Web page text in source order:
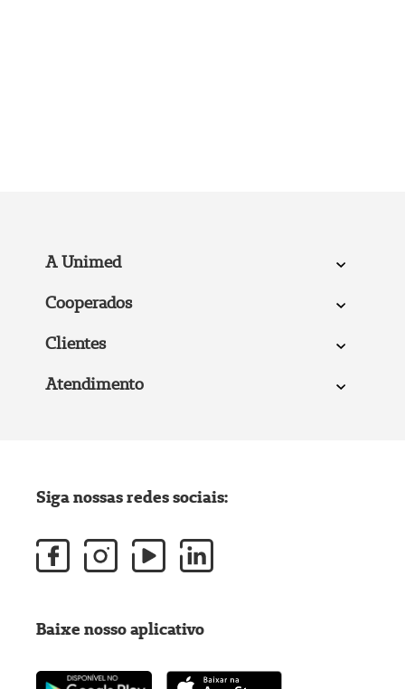
A Unimed
Cooperados
Clientes
Atendimento
Siga nossas redes sociais:
Baixe nosso aplicativo